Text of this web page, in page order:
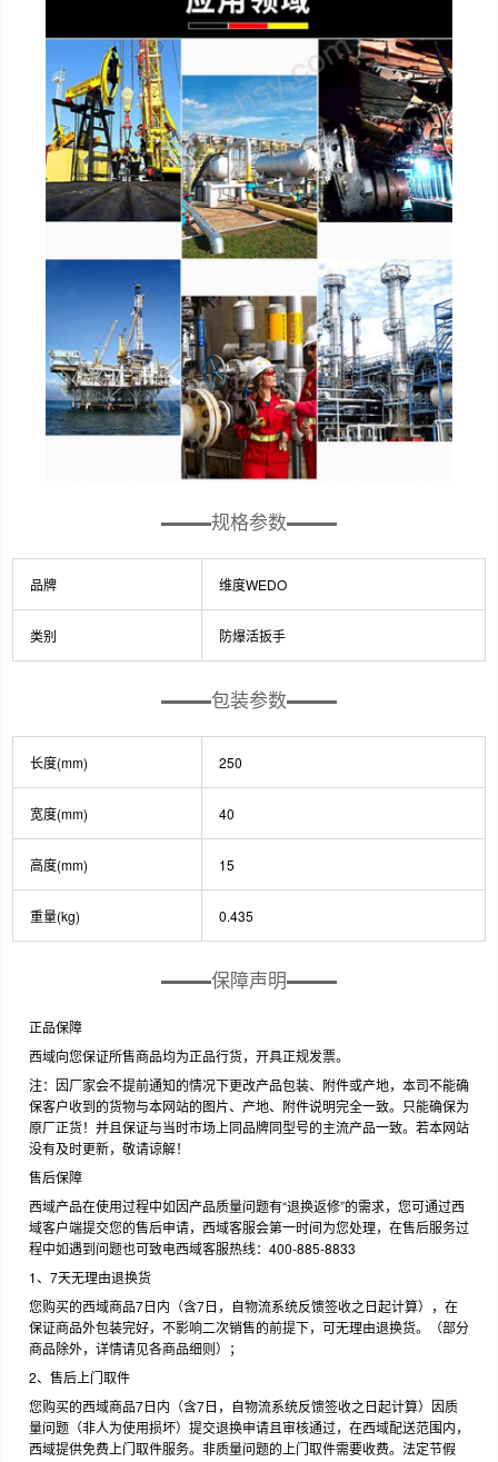
规格参数
品牌 维度WEDO
类别 防爆活扳手
包装参数
长度(mm) 250
宽度(mm) 40
高度(mm) 15
重量(kg) 0.435
保障声明
正品保障
西域向您保证所售商品均为正品行货，开具正规发票。
注：因厂家会不提前通知的情况下更改产品包装、附件或产地，本司不能确
保客户收到的货物与本网站的图片、产地、附件说明完全一致。只能确保为
原厂正货！并且保证与当时市场上同品牌同型号的主流产品一致。若本网站
没有及时更新，敬请谅解！
售后保障
西域产品在使用过程中如因产品质量问题有“退换返修”的需求，您可通过西
域客户端提交您的售后申请，西域客服会第一时间为您处理，在售后服务过
程中如遇到问题也可致电西域客服热线：400-885-8833
1、7天无理由退换货
您购买的西域商品7日内（含7日，自物流系统反馈签收之日起计算），在
保证商品外包装完好，不影响二次销售的前提下，可无理由退换货。（部分
商品除外，详情请见各商品细则）；
2、售后上门取件
您购买的西域商品7日内（含7日，自物流系统反馈签收之日起计算）因质
量问题（非人为使用损坏）提交退换申请且审核通过，在西域配送范围内，
西域提供免费上门取件服务。非质量问题的上门取件需要收费。法定节假